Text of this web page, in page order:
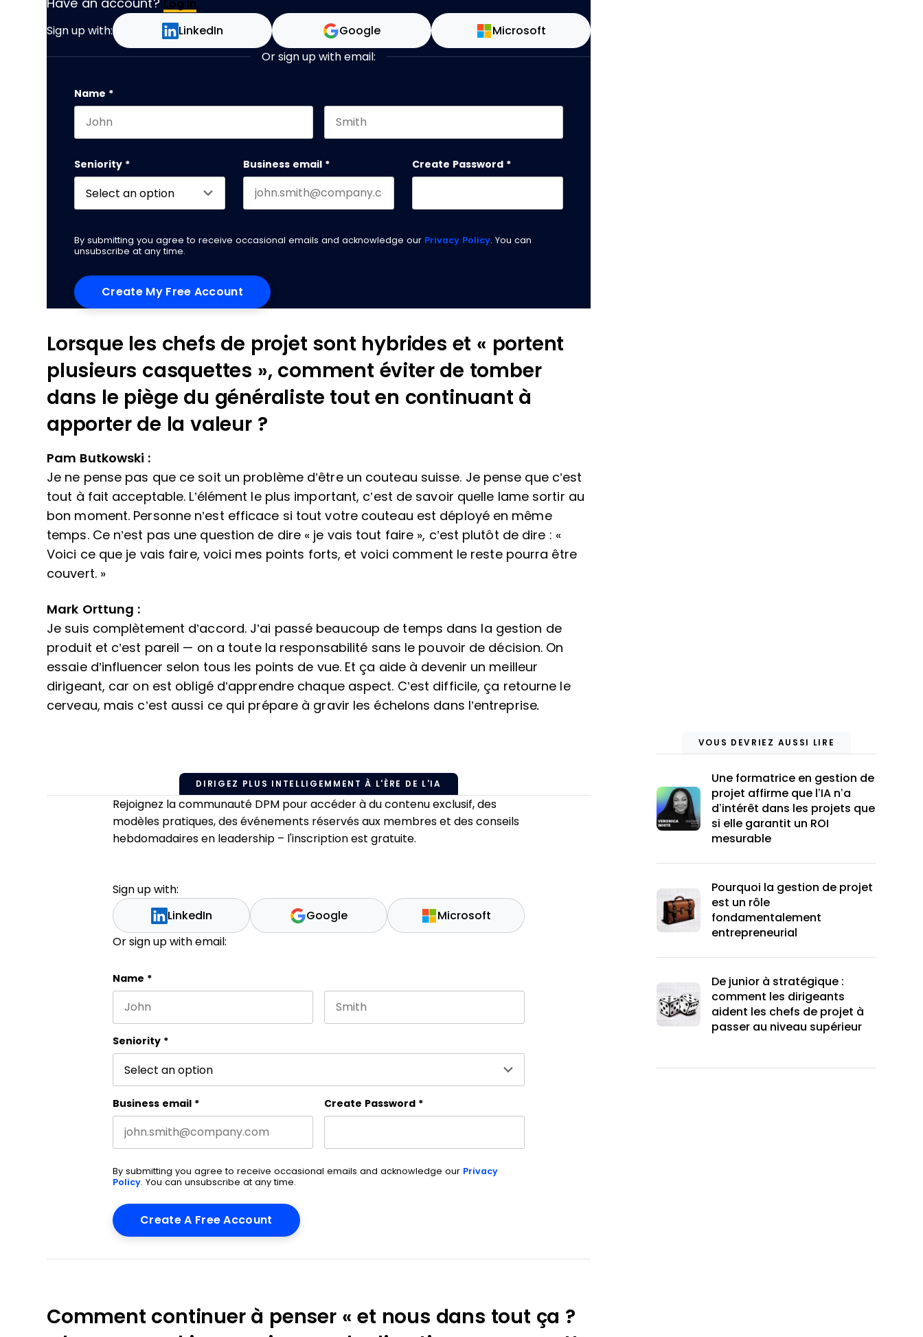
Have an account? Log In
Sign up with: LinkedIn Google Microsoft
Or sign up with email:
Email
Name *
Seniority * Business email * Create Password *
By submitting you agree to receive occasional emails and acknowledge our Privacy Policy. You can
unsubscribe at any time.
Lorsque les chefs de projet sont hybrides et « portent
plusieurs casquettes », comment éviter de tomber
dans le piège du généraliste tout en continuant à
apporter de la valeur ?
Pam Butkowski :
Je ne pense pas que ce soit un problème d’être un couteau suisse. Je pense que c’est
tout à fait acceptable. L’élément le plus important, c’est de savoir quelle lame sortir au
bon moment. Personne n’est efficace si tout votre couteau est déployé en même
temps. Ce n’est pas une question de dire « je vais tout faire », c’est plutôt de dire : «
Voici ce que je vais faire, voici mes points forts, et voici comment le reste pourra être
couvert. »
Mark Orttung :
Je suis complètement d’accord. J’ai passé beaucoup de temps dans la gestion de
produit et c’est pareil — on a toute la responsabilité sans le pouvoir de décision. On
essaie d’influencer selon tous les points de vue. Et ça aide à devenir un meilleur
dirigeant, car on est obligé d’apprendre chaque aspect. C’est difficile, ça retourne le
cerveau, mais c’est aussi ce qui prépare à gravir les échelons dans l’entreprise.
DIRIGEZ PLUS INTELLIGEMMENT À L'ÈRE DE L'IA
Rejoignez la communauté DPM pour accéder à du contenu exclusif, des
modèles pratiques, des événements réservés aux membres et des conseils
hebdomadaires en leadership – l'inscription est gratuite.
Sign up with:
LinkedIn Google Microsoft
Or sign up with email:
URL
This field is for validation purposes and should be left unchanged.
Name *
Seniority *
Business email * Create Password *
By submitting you agree to receive occasional emails and acknowledge our Privacy
Policy. You can unsubscribe at any time.
Comment continuer à penser « et nous dans tout ça ?
VOUS DEVRIEZ AUSSI LIRE
Une formatrice en gestion de
projet affirme que l’IA n’a
d’intérêt dans les projets que
si elle garantit un ROI
mesurable
Pourquoi la gestion de projet
est un rôle
fondamentalement
entrepreneurial
De junior à stratégique :
comment les dirigeants
aident les chefs de projet à
passer au niveau supérieur